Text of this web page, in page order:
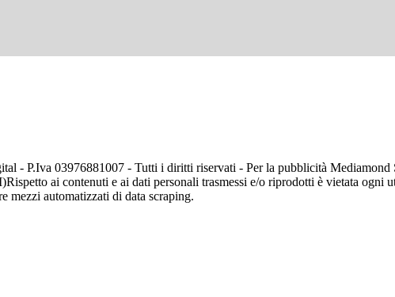
- P.Iva 03976881007 - Tutti i diritti riservati - Per la pubblicità
Rispetto ai contenuti e ai dati personali trasmessi e/o riprodotti è vietata ogni
mezzi automatizzati di data scraping.